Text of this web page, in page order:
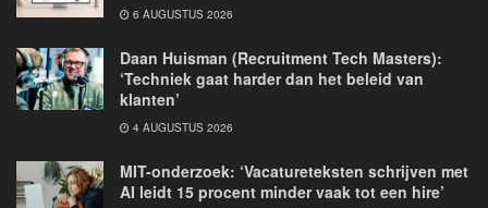
6 AUGUSTUS 2026
Daan Huisman (Recruitment Tech Masters):
‘Techniek gaat harder dan het beleid van
klanten’
4 AUGUSTUS 2026
MIT-onderzoek: ‘Vacatureteksten schrijven met
AI leidt 15 procent minder vaak tot een hire’